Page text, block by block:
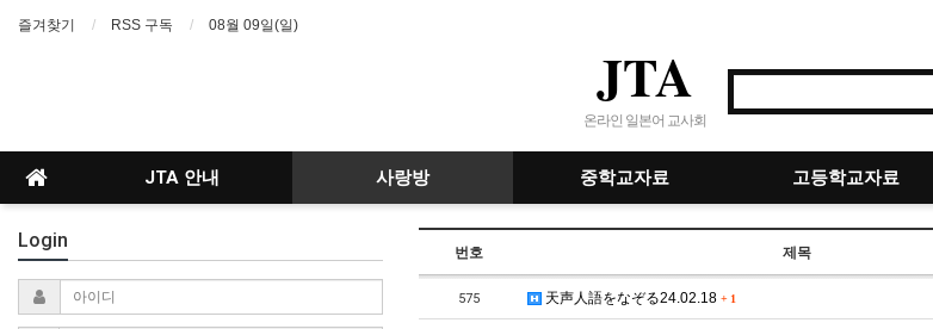
즐겨찾기 RSS 구독 08월 09일(일)
JTA
온라인 일본어 교사회
JTA 안내 사랑방 중학교자료 고등학교자료
번호 제목
575 天声人語をなぞる24.02.18 + 1
Login